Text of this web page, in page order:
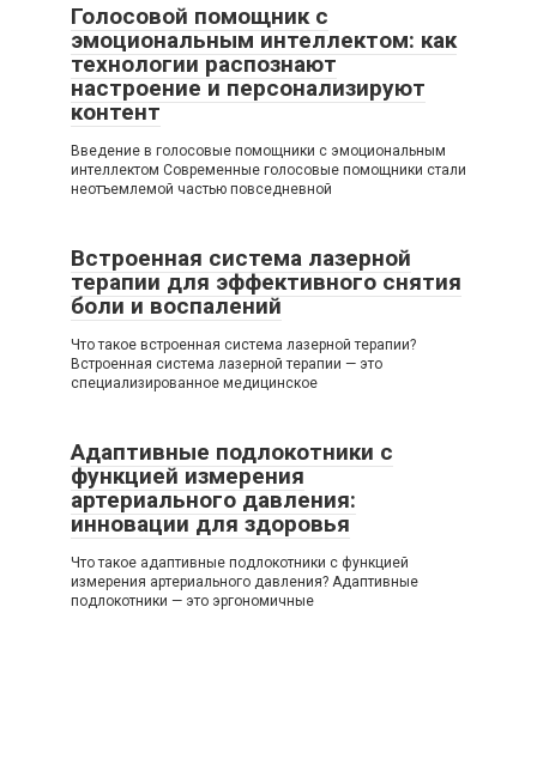
Голосовой помощник с
эмоциональным интеллектом: как
технологии распознают
настроение и персонализируют
контент
Введение в голосовые помощники с эмоциональным
интеллектом Современные голосовые помощники стали
неотъемлемой частью повседневной
Встроенная система лазерной
терапии для эффективного снятия
боли и воспалений
Что такое встроенная система лазерной терапии?
Встроенная система лазерной терапии — это
специализированное медицинское
Адаптивные подлокотники с
функцией измерения
артериального давления:
инновации для здоровья
Что такое адаптивные подлокотники с функцией
измерения артериального давления? Адаптивные
подлокотники — это эргономичные